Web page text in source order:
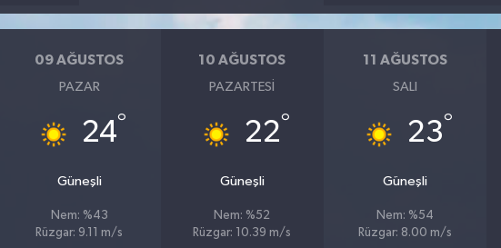
09 AĞUSTOS
PAZAR
24°
Güneşli
Nem: %43
Rüzgar: 9.11 m/s
10 AĞUSTOS
PAZARTESI
22°
Güneşli
Nem: %52
Rüzgar: 10.39 m/s
11 AĞUSTOS
SALI
23°
Güneşli
Nem: %54
Rüzgar: 8.00 m/s